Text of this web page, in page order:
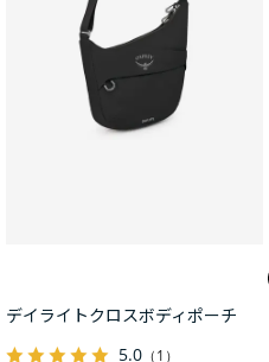
デイライトクロスボディポーチ
5.0 （1）